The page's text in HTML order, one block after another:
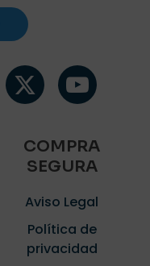
COMPRA
SEGURA
Aviso Legal
Política de
privacidad